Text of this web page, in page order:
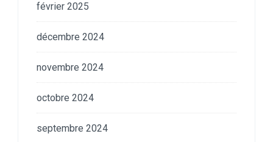
février 2025
décembre 2024
novembre 2024
octobre 2024
septembre 2024